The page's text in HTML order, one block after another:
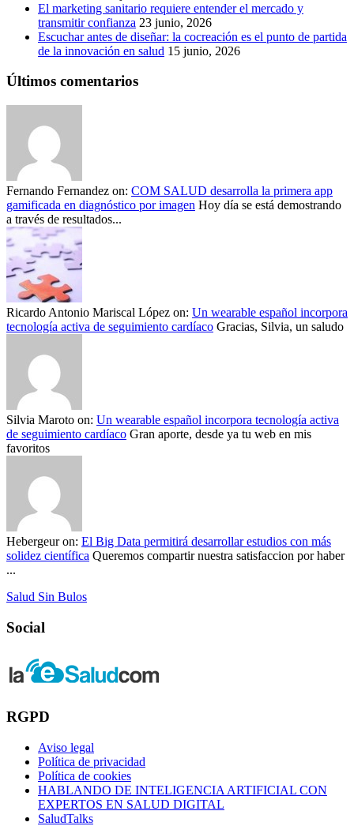
El marketing sanitario requiere entender el mercado y
transmitir confianza 23 junio, 2026
Escuchar antes de diseñar: la cocreación es el punto de partida
de la innovación en salud 15 junio, 2026
Últimos comentarios
Fernando Fernandez on: COM SALUD desarrolla la primera app
gamificada en diagnóstico por imagen Hoy día se está demostrando
a través de resultados...
Ricardo Antonio Mariscal López on: Un wearable español incorpora
tecnología activa de seguimiento cardíaco Gracias, Silvia, un saludo
Silvia Maroto on: Un wearable español incorpora tecnología activa
de seguimiento cardíaco Gran aporte, desde ya tu web en mis
favoritos
Hebergeuron: El Big Data permitirá desarrollar estudios con más
solidez científica Queremos compartir nuestra satisfaccion por haber
...
Salud Sin Bulos
Social
RGPD
Aviso legal
Política de privacidad
Política de cookies
HABLANDO DE INTELIGENCIA ARTIFICIAL CON
EXPERTOS EN SALUD DIGITAL
SaludTalks